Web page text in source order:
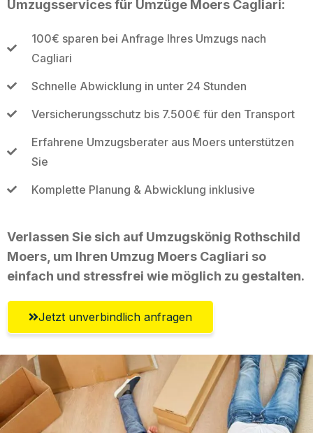
Umzugsservices für Umzüge Moers Cagliari:
100€ sparen bei Anfrage Ihres Umzugs nach
Cagliari
Schnelle Abwicklung in unter 24 Stunden
Versicherungsschutz bis 7.500€ für den Transport
Erfahrene Umzugsberater aus Moers unterstützen
Sie
Komplette Planung & Abwicklung inklusive
Verlassen Sie sich auf Umzugskönig Rothschild
Moers, um Ihren Umzug Moers Cagliari so
einfach und stressfrei wie möglich zu gestalten.
Jetzt unverbindlich anfragen